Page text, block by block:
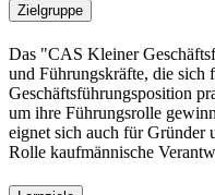
Zielgruppe
Das "CAS Kleiner
und Führungskräfte, die sich
Geschäftsführungsposition
um ihre Führungsrolle
eignet sich auch für Gründer
Rolle kaufmännische